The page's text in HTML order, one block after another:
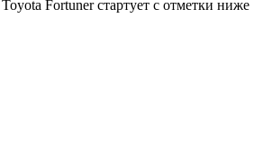
Fortuner стартует с отметки ниже